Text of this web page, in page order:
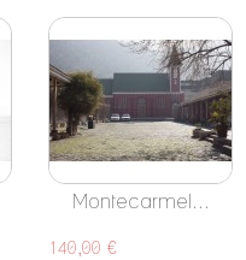
Montecarmel...
140,00 €